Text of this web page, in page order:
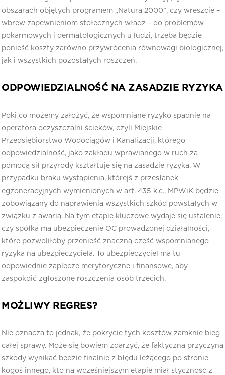
obszarach objętych programem „Natura 2000”, czy wreszcie –
wbrew zapewnieniom stołecznych władz – do problemów
pokarmowych i dermatologicznych u ludzi, trzeba będzie
ponieść koszty zarówno przywrócenia równowagi biologicznej,
jak i wszystkich pozostałych roszczeń.
ODPOWIEDZIALNOŚĆ NA ZASADZIE RYZYKA
Póki co możemy założyć, że wspomniane ryzyko spadnie na
operatora oczyszczalni ścieków, czyli Miejskie
Przedsiębiorstwo Wodociągów i Kanalizacji, którego
odpowiedzialność, jako zakładu wprawianego w ruch za
pomocą sił przyrody kształtuje się na zasadzie ryzyka. W
przypadku braku wystąpienia, którejś z przesłanek
egzoneracyjnych wymienionych w art. 435 k.c., MPWiK będzie
zobowiązany do naprawienia wszystkich szkód powstałych w
związku z awarią. Na tym etapie kluczowe wydaje się ustalenie,
czy spółka ma ubezpieczenie OC prowadzonej działalności,
które pozwoliłoby przenieść znaczną część wspomnianego
ryzyka na ubezpieczyciela. To ubezpieczyciel ma tu
odpowiednie zaplecze merytoryczne i finansowe, aby
zaspokoić zgłoszone roszczenia osób trzecich.
MOŻLIWY REGRES?
Nie oznacza to jednak, że pokrycie tych kosztów zamknie bieg
całej sprawy. Może się bowiem zdarzyć, że faktyczna przyczyna
szkody wynikać będzie finalnie z błędu leżącego po stronie
kogoś innego, kto na wcześniejszym etapie miał styczność z